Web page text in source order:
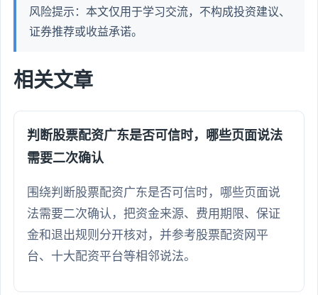
风险提示：本文仅用于学习交流，不构成投资建议、
证券推荐或收益承诺。
相关文章
判断股票配资广东是否可信时，哪些页面说法
需要二次确认
围绕判断股票配资广东是否可信时，哪些页面说
法需要二次确认，把资金来源、费用期限、保证
金和退出规则分开核对，并参考股票配资网平
台、十大配资平台等相邻说法。